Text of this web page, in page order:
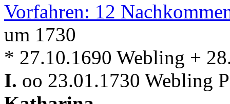
Vorfahren: 12
um 1730
* 27.10.1690 Webling +
I. oo 23.01.1730 Webling